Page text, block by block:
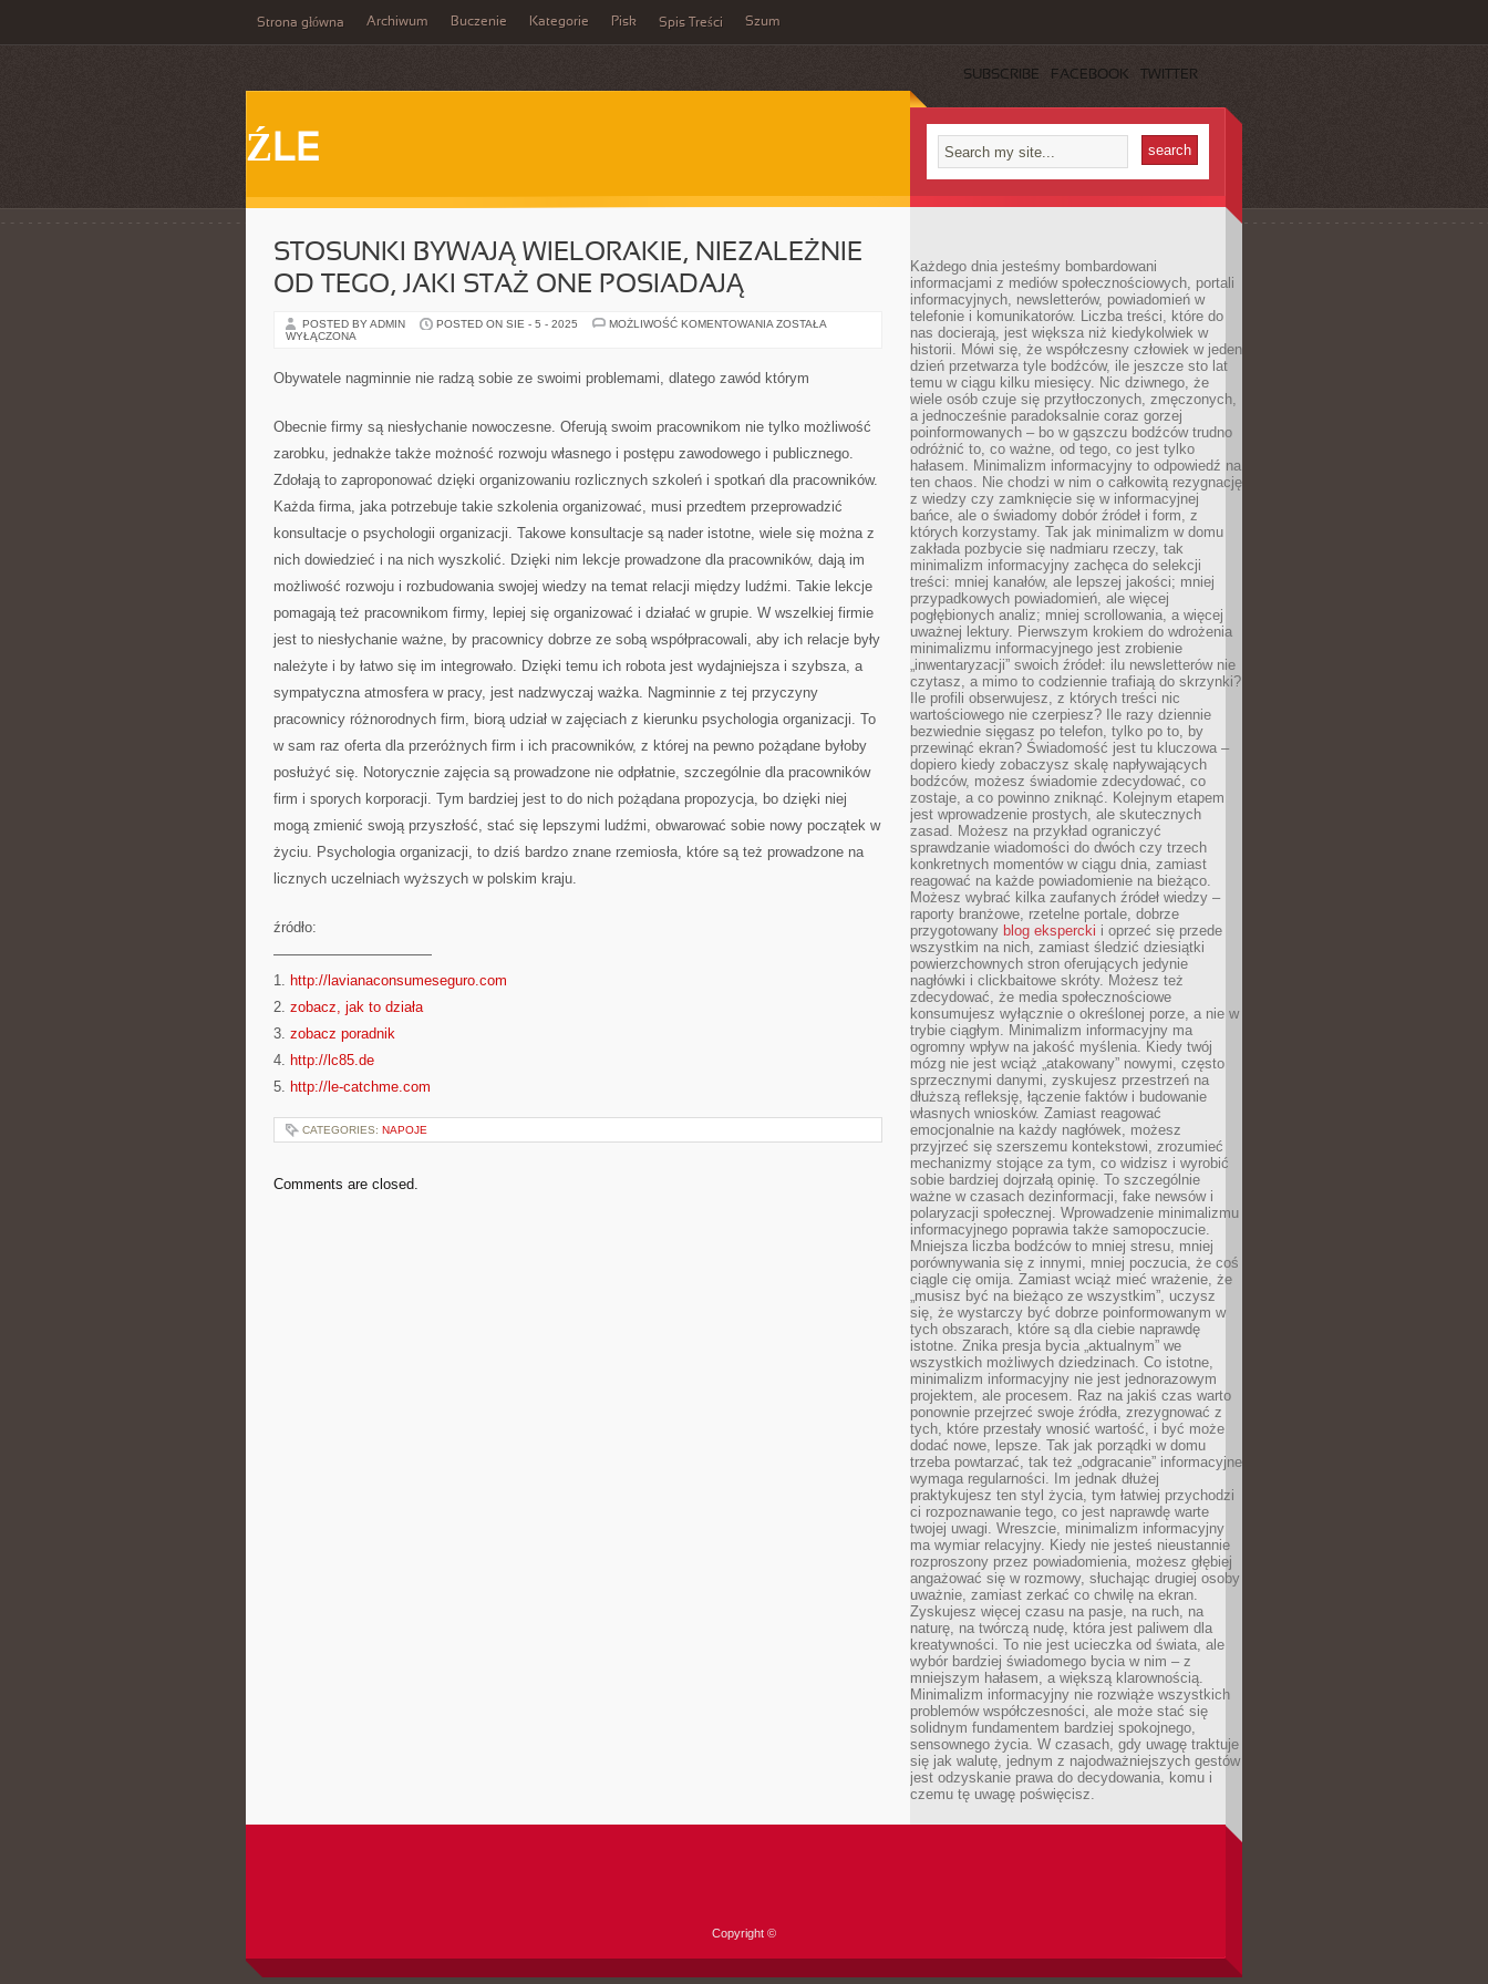
Strona główna Archiwum Buczenie Kategorie Pisk Spis Treści Szum
SUBSCRIBE FACEBOOK TWITTER
ŹLE
STOSUNKI BYWAJĄ WIELORAKIE, NIEZALEŻNIE
OD TEGO, JAKI STAŻ ONE POSIADAJĄ
POSTED BY ADMIN POSTED ON SIE - 5 - 2025 MOŻLIWOŚĆ KOMENTOWANIA STOSUNKI
OD
TEGO,
ONE
POSIADAJĄ
ZOSTAŁA
WYŁĄCZONA
Obywatele nagminnie nie radzą sobie ze swoimi problemami, dlatego zawód którym
Obecnie firmy są niesłychanie nowoczesne. Oferują swoim pracownikom nie tylko możliwość
zarobku, jednakże także możność rozwoju własnego i postępu zawodowego i publicznego.
Zdołają to zaproponować dzięki organizowaniu rozlicznych szkoleń i spotkań dla pracowników.
Każda firma, jaka potrzebuje takie szkolenia organizować, musi przedtem przeprowadzić
konsultacje o psychologii organizacji. Takowe konsultacje są nader istotne, wiele się można z
nich dowiedzieć i na nich wyszkolić. Dzięki nim lekcje prowadzone dla pracowników, dają im
możliwość rozwoju i rozbudowania swojej wiedzy na temat relacji między ludźmi. Takie lekcje
pomagają też pracownikom firmy, lepiej się organizować i działać w grupie. W wszelkiej firmie
jest to niesłychanie ważne, by pracownicy dobrze ze sobą współpracowali, aby ich relacje były
należyte i by łatwo się im integrowało. Dzięki temu ich robota jest wydajniejsza i szybsza, a
sympatyczna atmosfera w pracy, jest nadzwyczaj ważka. Nagminnie z tej przyczyny
pracownicy różnorodnych firm, biorą udział w zajęciach z kierunku psychologia organizacji. To
w sam raz oferta dla przeróżnych firm i ich pracowników, z której na pewno pożądane byłoby
posłużyć się. Notorycznie zajęcia są prowadzone nie odpłatnie, szczególnie dla pracowników
firm i sporych korporacji. Tym bardziej jest to do nich pożądana propozycja, bo dzięki niej
mogą zmienić swoją przyszłość, stać się lepszymi ludźmi, obwarować sobie nowy początek w
życiu. Psychologia organizacji, to dziś bardzo znane rzemiosła, które są też prowadzone na
licznych uczelniach wyższych w polskim kraju.
źródło:
———————————
1. http://lavianaconsumeseguro.com
2. zobacz, jak to działa
3. zobacz poradnik
4. http://lc85.de
5. http://le-catchme.com
CATEGORIES: NAPOJE
Comments are closed.
Każdego dnia jesteśmy bombardowani
informacjami z mediów społecznościowych, portali
informacyjnych, newsletterów, powiadomień w
telefonie i komunikatorów. Liczba treści, które do
nas docierają, jest większa niż kiedykolwiek w
historii. Mówi się, że współczesny człowiek w jeden
dzień przetwarza tyle bodźców, ile jeszcze sto lat
temu w ciągu kilku miesięcy. Nic dziwnego, że
wiele osób czuje się przytłoczonych, zmęczonych,
a jednocześnie paradoksalnie coraz gorzej
poinformowanych – bo w gąszczu bodźców trudno
odróżnić to, co ważne, od tego, co jest tylko
hałasem. Minimalizm informacyjny to odpowiedź na
ten chaos. Nie chodzi w nim o całkowitą rezygnację
z wiedzy czy zamknięcie się w informacyjnej
bańce, ale o świadomy dobór źródeł i form, z
których korzystamy. Tak jak minimalizm w domu
zakłada pozbycie się nadmiaru rzeczy, tak
minimalizm informacyjny zachęca do selekcji
treści: mniej kanałów, ale lepszej jakości; mniej
przypadkowych powiadomień, ale więcej
pogłębionych analiz; mniej scrollowania, a więcej
uważnej lektury. Pierwszym krokiem do wdrożenia
minimalizmu informacyjnego jest zrobienie
„inwentaryzacji” swoich źródeł: ilu newsletterów nie
czytasz, a mimo to codziennie trafiają do skrzynki?
Ile profili obserwujesz, z których treści nic
wartościowego nie czerpiesz? Ile razy dziennie
bezwiednie sięgasz po telefon, tylko po to, by
przewinąć ekran? Świadomość jest tu kluczowa –
dopiero kiedy zobaczysz skalę napływających
bodźców, możesz świadomie zdecydować, co
zostaje, a co powinno zniknąć. Kolejnym etapem
jest wprowadzenie prostych, ale skutecznych
zasad. Możesz na przykład ograniczyć
sprawdzanie wiadomości do dwóch czy trzech
konkretnych momentów w ciągu dnia, zamiast
reagować na każde powiadomienie na bieżąco.
Możesz wybrać kilka zaufanych źródeł wiedzy –
raporty branżowe, rzetelne portale, dobrze
przygotowany blog ekspercki i oprzeć się przede
wszystkim na nich, zamiast śledzić dziesiątki
powierzchownych stron oferujących jedynie
nagłówki i clickbaitowe skróty. Możesz też
zdecydować, że media społecznościowe
konsumujesz wyłącznie o określonej porze, a nie w
trybie ciągłym. Minimalizm informacyjny ma
ogromny wpływ na jakość myślenia. Kiedy twój
mózg nie jest wciąż „atakowany” nowymi, często
sprzecznymi danymi, zyskujesz przestrzeń na
dłuższą refleksję, łączenie faktów i budowanie
własnych wniosków. Zamiast reagować
emocjonalnie na każdy nagłówek, możesz
przyjrzeć się szerszemu kontekstowi, zrozumieć
mechanizmy stojące za tym, co widzisz i wyrobić
sobie bardziej dojrzałą opinię. To szczególnie
ważne w czasach dezinformacji, fake newsów i
polaryzacji społecznej. Wprowadzenie minimalizmu
informacyjnego poprawia także samopoczucie.
Mniejsza liczba bodźców to mniej stresu, mniej
porównywania się z innymi, mniej poczucia, że coś
ciągle cię omija. Zamiast wciąż mieć wrażenie, że
„musisz być na bieżąco ze wszystkim”, uczysz
się, że wystarczy być dobrze poinformowanym w
tych obszarach, które są dla ciebie naprawdę
istotne. Znika presja bycia „aktualnym” we
wszystkich możliwych dziedzinach. Co istotne,
minimalizm informacyjny nie jest jednorazowym
projektem, ale procesem. Raz na jakiś czas warto
ponownie przejrzeć swoje źródła, zrezygnować z
tych, które przestały wnosić wartość, i być może
dodać nowe, lepsze. Tak jak porządki w domu
trzeba powtarzać, tak też „odgracanie” informacyjne
wymaga regularności. Im jednak dłużej
praktykujesz ten styl życia, tym łatwiej przychodzi
ci rozpoznawanie tego, co jest naprawdę warte
twojej uwagi. Wreszcie, minimalizm informacyjny
ma wymiar relacyjny. Kiedy nie jesteś nieustannie
rozproszony przez powiadomienia, możesz głębiej
angażować się w rozmowy, słuchając drugiej osoby
uważnie, zamiast zerkać co chwilę na ekran.
Zyskujesz więcej czasu na pasje, na ruch, na
naturę, na twórczą nudę, która jest paliwem dla
kreatywności. To nie jest ucieczka od świata, ale
wybór bardziej świadomego bycia w nim – z
mniejszym hałasem, a większą klarownością.
Minimalizm informacyjny nie rozwiąże wszystkich
problemów współczesności, ale może stać się
solidnym fundamentem bardziej spokojnego,
sensownego życia. W czasach, gdy uwagę traktuje
się jak walutę, jednym z najodważniejszych gestów
jest odzyskanie prawa do decydowania, komu i
czemu tę uwagę poświęcisz.
Copyright ©